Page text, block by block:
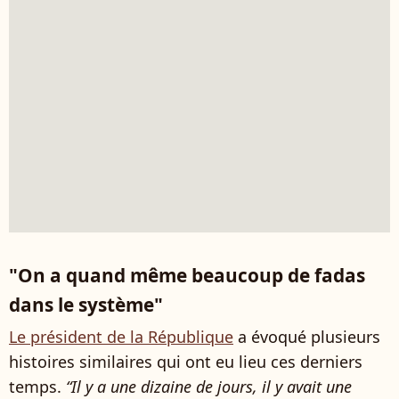
"On a quand même beaucoup de fadas
dans le système"
Le président de la République a évoqué plusieurs
histoires similaires qui ont eu lieu ces derniers
temps. “Il y a une dizaine de jours, il y avait une